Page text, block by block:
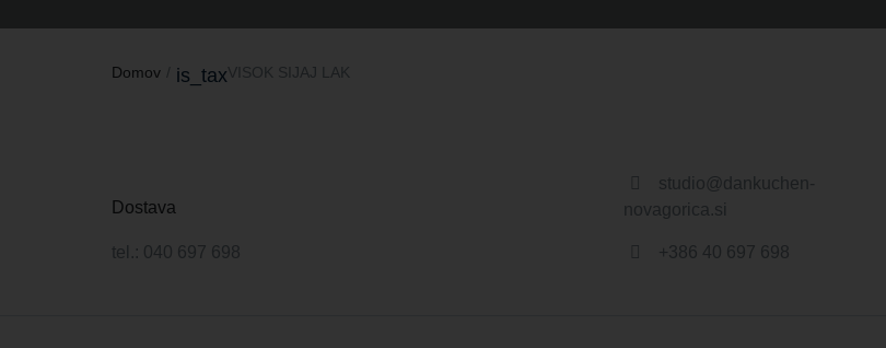
Domov is_taxVISOK SIJAJ LAK
Dostava
tel.: 040 697 698
studio@dankuchen-
novagorica.si
+386 40 697 698